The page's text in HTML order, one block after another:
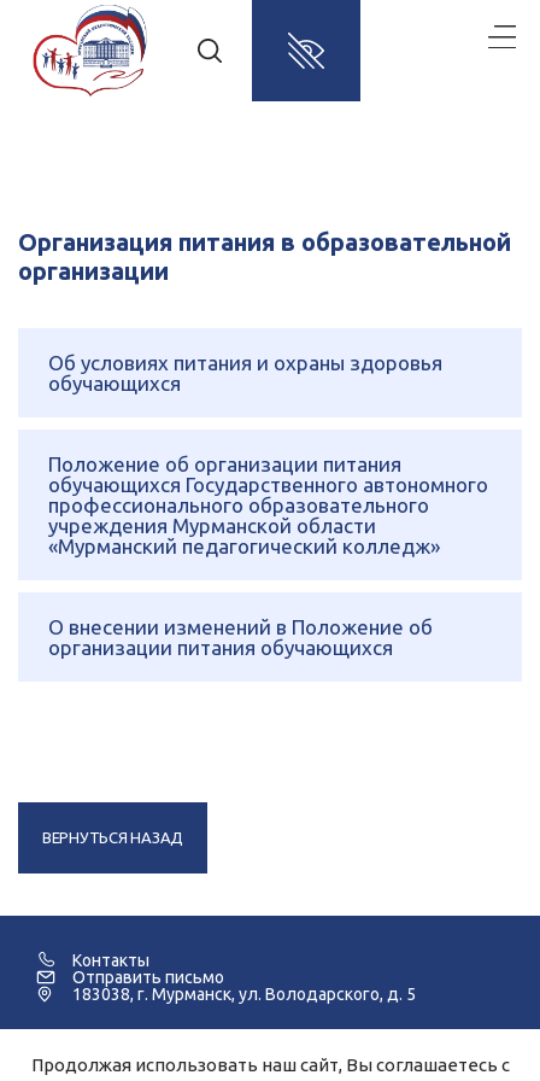
Организация питания в образовательной
организации
Об условиях питания и охраны здоровья
обучающихся
Положение об организации питания
обучающихся Государственного автономного
профессионального образовательного
учреждения Мурманской области
«Мурманский педагогический колледж»
О внесении изменений в Положение об
организации питания обучающихся
ВЕРНУТЬСЯ НАЗАД
Контакты
Отправить письмо
183038, г. Мурманск, ул. Володарского, д. 5
Продолжая использовать наш сайт, Вы соглашаетесь с